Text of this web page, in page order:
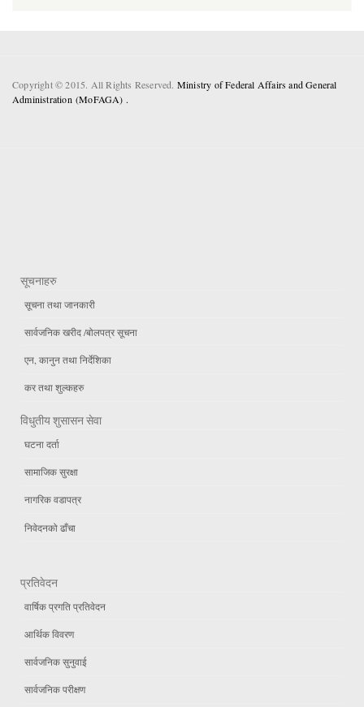
Copyright © 2015. All Rights Reserved. Ministry of Federal Affairs and General
Administration (MoFAGA) .
सूचनाहरु
सूचना तथा जानकारी
सार्वजनिक खरीद /बोलपत्र सूचना
एन, कानुन तथा निर्देशिका
कर तथा शुल्कहरु
विधुतीय शुसासन सेवा
घटना दर्ता
सामाजिक सुरक्षा
नागरिक वडापत्र
निवेदनको ढाँचा
प्रतिवेदन
वार्षिक प्रगति प्रतिवेदन
आर्थिक विवरण
सार्वजनिक सुनुवाई
सार्वजनिक परीक्षण